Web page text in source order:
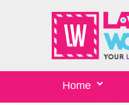
Home